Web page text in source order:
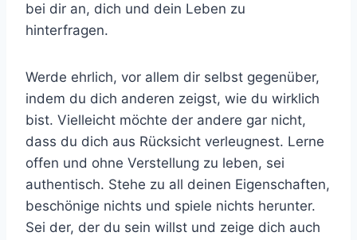
bei dir an, dich und dein Leben zu
hinterfragen.
Werde ehrlich, vor allem dir selbst gegenüber,
indem du dich anderen zeigst, wie du wirklich
bist. Vielleicht möchte der andere gar nicht,
dass du dich aus Rücksicht verleugnest. Lerne
offen und ohne Verstellung zu leben, sei
authentisch. Stehe zu all deinen Eigenschaften,
beschönige nichts und spiele nichts herunter.
Sei der, der du sein willst und zeige dich auch